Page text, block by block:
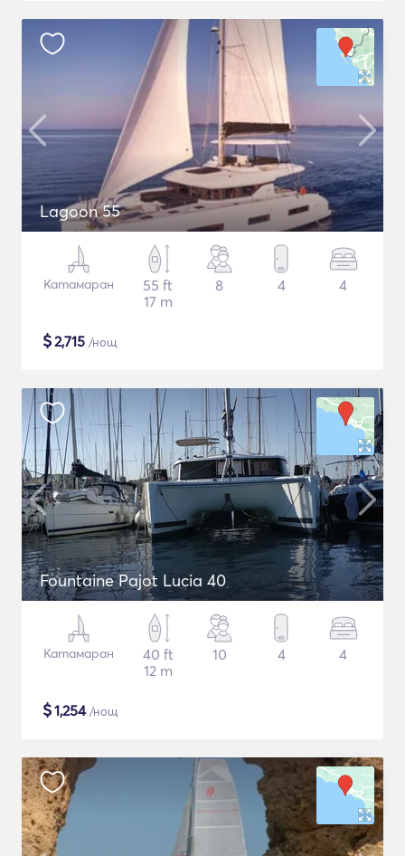
Lagoon 55
Катамаран
55 ft
17 m
8 4 4
$2,715 /нощ
Fountaine Pajot Lucia 40
Катамаран
40 ft
12 m
10 4 4
$1,254/нощ